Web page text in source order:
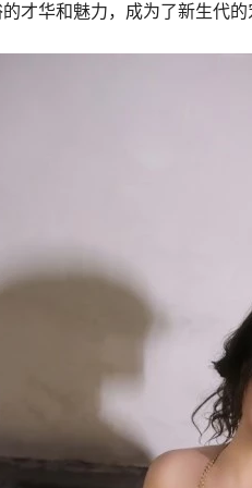
才华和魅力，成为了新生代